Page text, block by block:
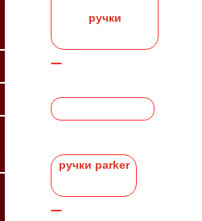
ручки
ручки parker